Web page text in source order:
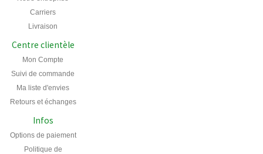
Carriers
Livraison
Centre clientèle
Mon Compte
Suivi de commande
Ma liste d'envies
Retours et échanges
Infos
Options de paiement
Politique de